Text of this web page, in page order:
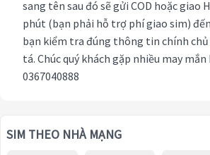
sang tên sau đó sẽ gửi COD hoặc giao
phút (bạn phải hỗ trợ phí giao sim)
bạn kiểm tra đúng thông tin chính
tá. Chúc quý khách gặp nhiều may
0367040888
SIM THEO NHÀ MẠNG